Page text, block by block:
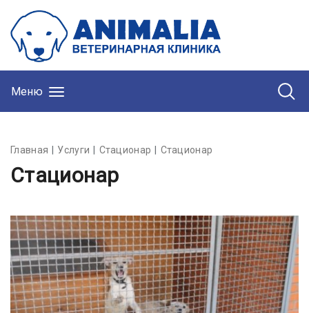
Меню
Главная Услуги Стационар Стационар
Стационар